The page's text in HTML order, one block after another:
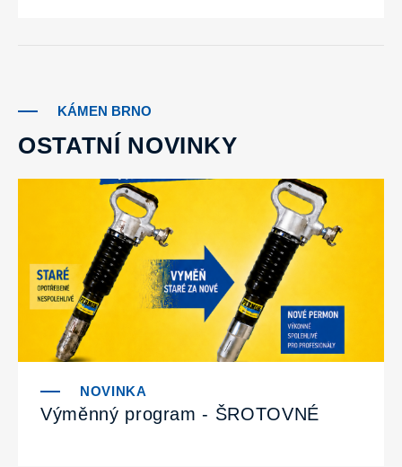
KÁMEN BRNO
OSTATNÍ NOVINKY
Výměnný program - ŠROTOVNÉ